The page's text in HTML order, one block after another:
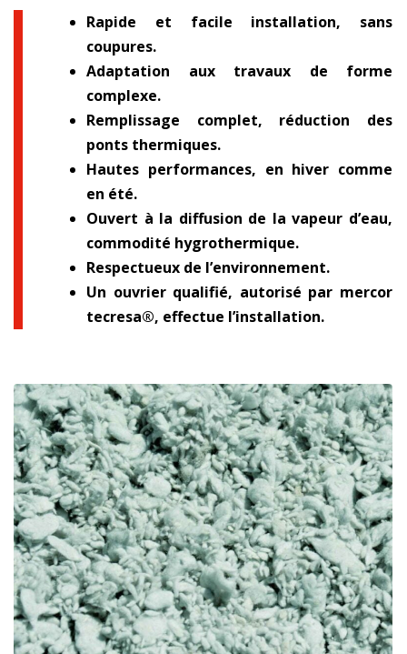
Rapide et facile installation, sans
coupures.
Adaptation aux travaux de forme
complexe.
Remplissage complet, réduction des
ponts thermiques.
Hautes performances, en hiver comme
en été.
Ouvert à la diffusion de la vapeur d’eau,
commodité hygrothermique.
Respectueux de l’environnement.
Un ouvrier qualifié, autorisé par mercor
tecresa®, effectue l’installation.